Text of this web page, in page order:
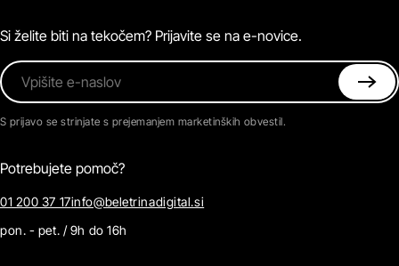
Kontaktirajte nas
Si želite biti na tekočem? Prijavite se na e-novice.
Vpišite e-naslov
S prijavo se strinjate s prejemanjem marketinških obvestil.
Potrebujete pomoč?
01 200 37 17info@beletrinadigital.si
pon. - pet. / 9h do 16h